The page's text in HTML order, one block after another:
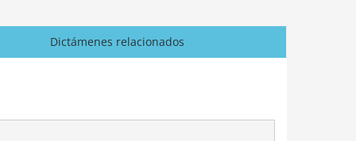
Dictámenes relacionados